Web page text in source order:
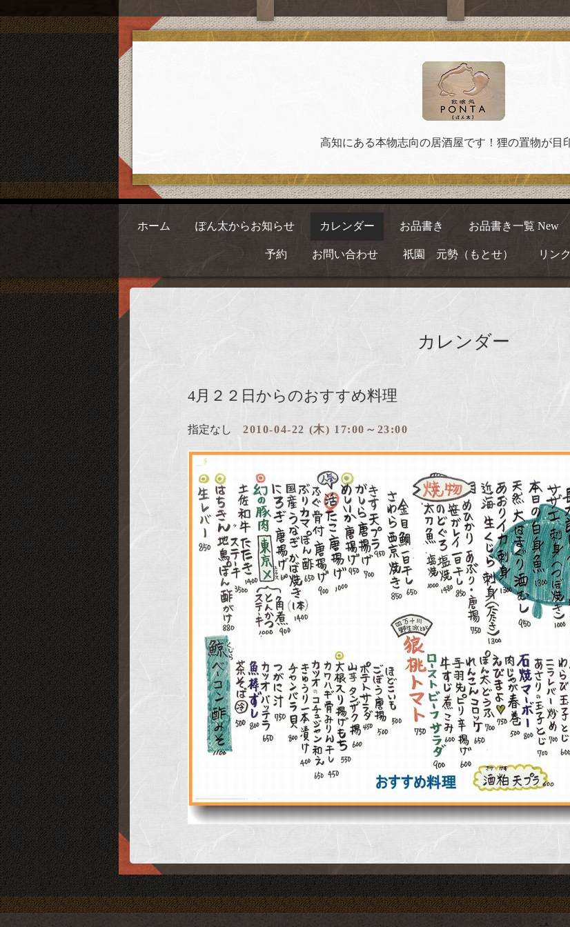
高知にある本物志向の居酒屋です！狸の置物が目
ホーム ぽん太からお知らせ カレンダー お品書き お品書き一覧 New
予約 お問い合わせ 祇園 元勢（もとせ） リン
カレンダー
4月２２日からのおすすめ料理
指定なし 2010-04-22 (木) 17:00～23:00